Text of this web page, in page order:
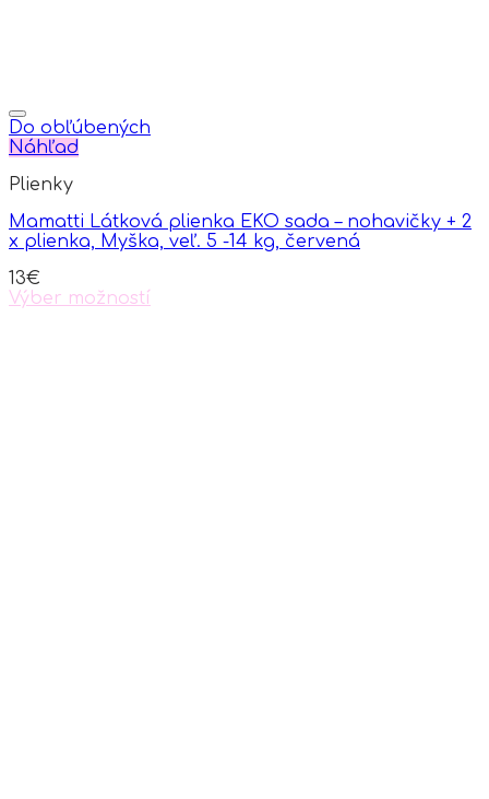
Do obľúbených
Náhľad
Plienky
Mamatti Látková plienka EKO sada – nohavičky + 2
x plienka, Myška, veľ. 5 -14 kg, červená
13€
Výber možností